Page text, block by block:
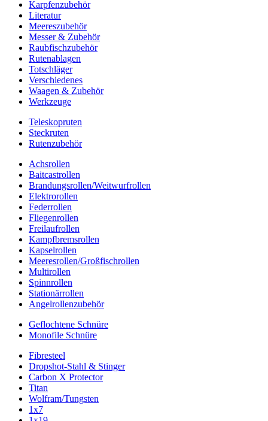
Karpfenzubehör
Literatur
Meereszubehör
Messer & Zubehör
Raubfischzubehör
Rutenablagen
Totschläger
Verschiedenes
Waagen & Zubehör
Werkzeuge
Teleskopruten
Steckruten
Rutenzubehör
Achsrollen
Baitcastrollen
Brandungsrollen/Weitwurfrollen
Elektrorollen
Federrollen
Fliegenrollen
Freilaufrollen
Kampfbremsrollen
Kapselrollen
Meeresrollen/Großfischrollen
Multirollen
Spinnrollen
Stationärrollen
Angelrollenzubehör
Geflochtene Schnüre
Monofile Schnüre
Fibresteel
Dropshot-Stahl & Stinger
Carbon X Protector
Titan
Wolfram/Tungsten
1x7